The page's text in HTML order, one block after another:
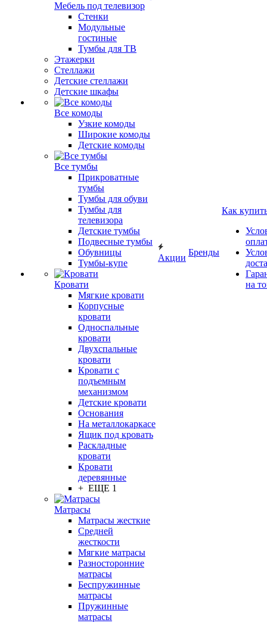
Мебель под телевизор
Стенки
Модульные
гостиные
Тумбы для ТВ
Этажерки
Стеллажи
Детские стеллажи
Детские шкафы
Все комоды
Узкие комоды
Широкие комоды
Детские комоды
Все тумбы
Прикроватные
тумбы
Тумбы для обуви
Тумбы для
телевизора
Детские тумбы
Подвесные тумбы
Обувницы
Тумбы-купе
Кровати
Мягкие кровати
Корпусные
кровати
Односпальные
кровати
Двухспальные
кровати
Кровати с
подъемным
механизмом
Детские кровати
Основания
На металлокаркасе
Ящик под кровать
Раскладные
кровати
Кровати
деревянные
+ ЕЩЕ 1
Матрасы
Матрасы жесткие
Средней
жесткости
Мягкие матрасы
Разносторонние
матрасы
Беспружинные
матрасы
Пружинные
матрасы
Акции
Бренды
Как
на